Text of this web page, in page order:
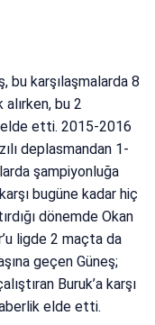
bu karşılaşmalarda 8
bu 2
etti. 2015-2016
deplasmandan 1-
şampiyonluğa
bugüne kadar hiç
dönemde Okan
ligde 2 maçta da
geçen Güneş;
Buruk’a karşı
elde etti.